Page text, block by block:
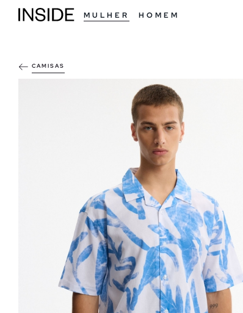
MULHER HOMEM
CAMISAS